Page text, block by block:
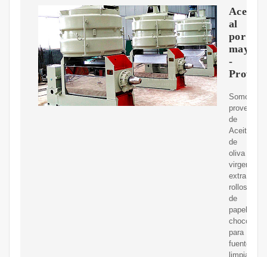
Aceite
al
por
mayor
-
Somos
de
Aceite
de
oliva
virgen
extra,
rollos
de
papel,
chocolate
para
fuentes,